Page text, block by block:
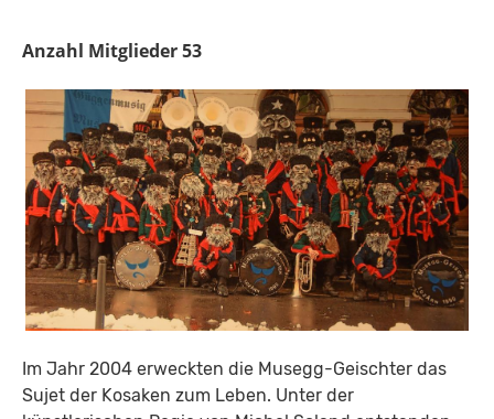
Anzahl Mitglieder 53
Im Jahr 2004 erweckten die Musegg-Geischter das
Sujet der Kosaken zum Leben. Unter der